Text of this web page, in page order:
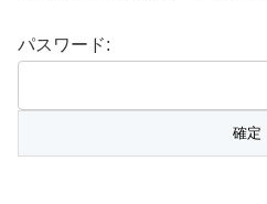
パスワード: